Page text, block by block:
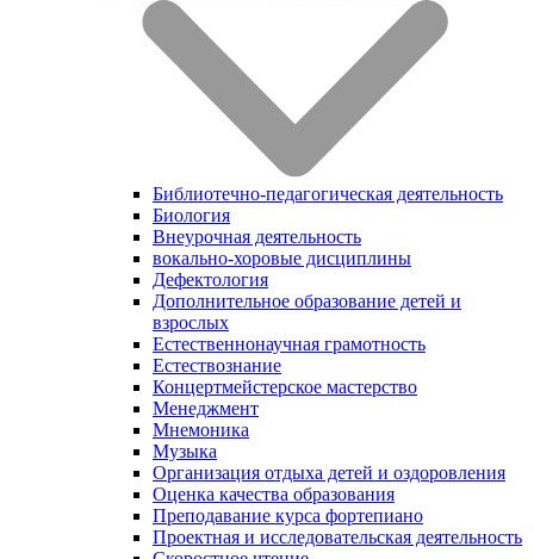
Библиотечно-педагогическая деятельность
Биология
Внеурочная деятельность
вокально-хоровые дисциплины
Дефектология
Дополнительное образование детей и
взрослых
Естественнонаучная грамотность
Естествознание
Концертмейстерское мастерство
Менеджмент
Мнемоника
Музыка
Организация отдыха детей и оздоровления
Оценка качества образования
Преподавание курса фортепиано
Проектная и исследовательская деятельность